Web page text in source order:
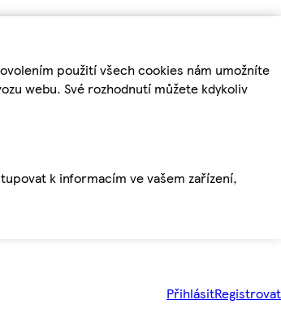
použití všech cookies nám umožníte
webu. Své rozhodnutí můžete kdykoliv
k informacím ve vašem zařízení,
PřihlásitRegistrovat